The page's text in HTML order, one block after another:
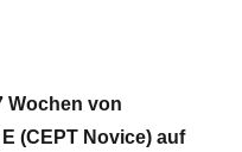
Wochen von
(CEPT Novice) auf